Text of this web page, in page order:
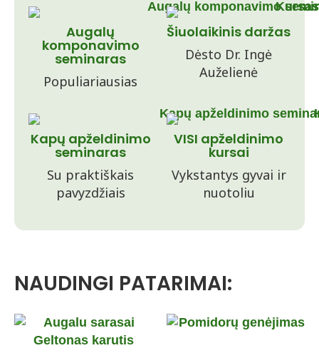
Augalų
komponavimo
seminaras
Populiariausias
Šiuolaikinis daržas
Dėsto Dr. Ingė
Auželienė
Kapų apželdinimo
seminaras
Su praktiškais
pavyzdžiais
VISI apželdinimo
kursai
Vykstantys gyvai ir
nuotoliu
NAUDINGI PATARIMAI: